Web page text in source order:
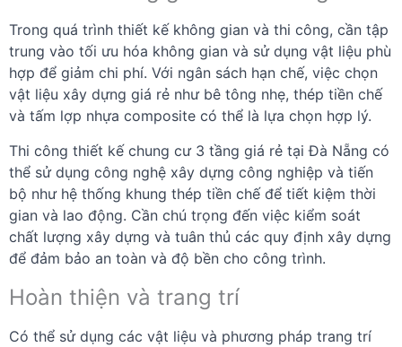
Trong quá trình thiết kế không gian và thi công, cần tập
trung vào tối ưu hóa không gian và sử dụng vật liệu phù
hợp để giảm chi phí. Với ngân sách hạn chế, việc chọn
vật liệu xây dựng giá rẻ như bê tông nhẹ, thép tiền chế
và tấm lợp nhựa composite có thể là lựa chọn hợp lý.
Thi công thiết kế chung cư 3 tầng giá rẻ tại Đà Nẵng có
thể sử dụng công nghệ xây dựng công nghiệp và tiến
bộ như hệ thống khung thép tiền chế để tiết kiệm thời
gian và lao động. Cần chú trọng đến việc kiểm soát
chất lượng xây dựng và tuân thủ các quy định xây dựng
để đảm bảo an toàn và độ bền cho công trình.
Hoàn thiện và trang trí
Có thể sử dụng các vật liệu và phương pháp trang trí